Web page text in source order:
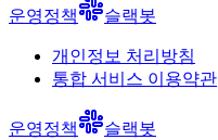
운영정책 슬랙봇
개인정보 처리방침
통합 서비스 이용약관
운영정책
슬랙봇